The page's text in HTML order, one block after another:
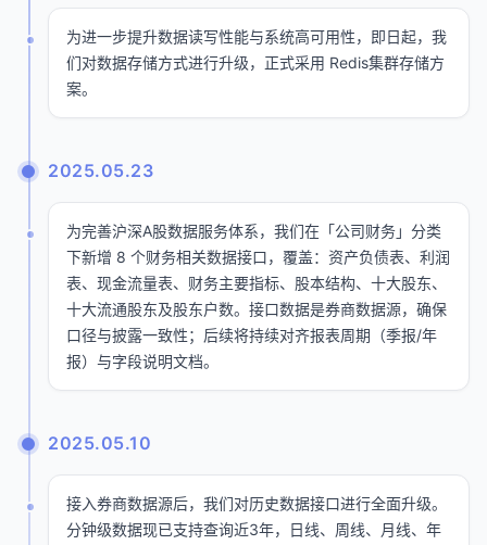
为进一步提升数据读写性能与系统高可用性，即日起，我
们对数据存储方式进行升级，正式采用 Redis集群存储​方
案。
2025.05.23
为完善沪深A股数据服务体系，我们在「公司财务」分类
下新增 8 个财务相关数据接口，覆盖：资产负债表、利润
表、现金流量表、财务主要指标、股本结构、十大股东、
十大流通股东及股东户数。接口数据是券商数据源，确保
口径与披露一致性；后续将持续对齐报表周期（季报/年
报）与字段说明文档。
2025.05.10
接入券商数据源后，我们对历史数据接口进行全面升级。
分钟级数据现已支持查询近3年，日线、周线、月线、年